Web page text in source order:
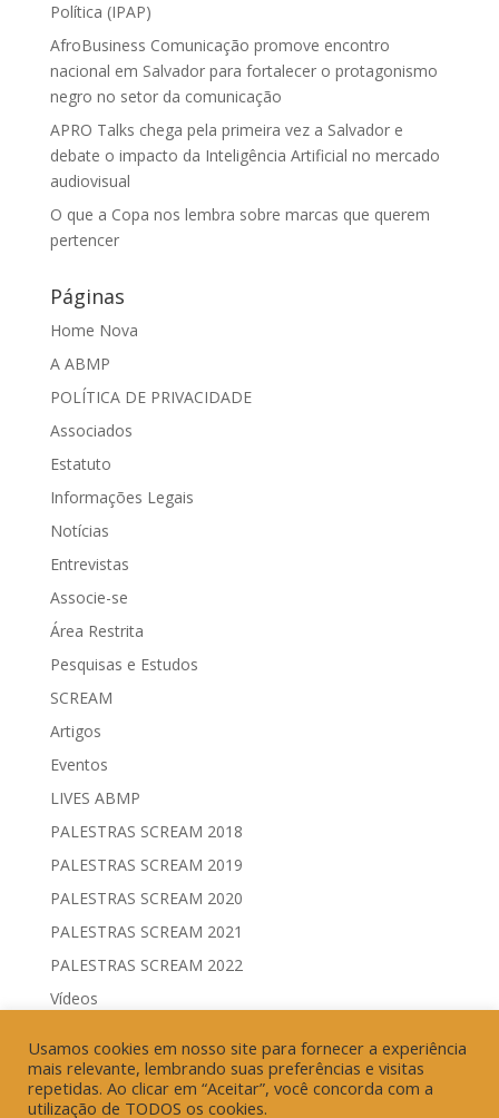
Política (IPAP)
AfroBusiness Comunicação promove encontro
nacional em Salvador para fortalecer o protagonismo
negro no setor da comunicação
APRO Talks chega pela primeira vez a Salvador e
debate o impacto da Inteligência Artificial no mercado
audiovisual
O que a Copa nos lembra sobre marcas que querem
pertencer
Páginas
Home Nova
A ABMP
POLÍTICA DE PRIVACIDADE
Associados
Estatuto
Informações Legais
Notícias
Entrevistas
Associe-se
Área Restrita
Pesquisas e Estudos
SCREAM
Artigos
Eventos
LIVES ABMP
PALESTRAS SCREAM 2018
PALESTRAS SCREAM 2019
PALESTRAS SCREAM 2020
PALESTRAS SCREAM 2021
PALESTRAS SCREAM 2022
Vídeos
Geração de Resultados & Eficiência Publicitária
Usamos cookies em nosso site para fornecer a experiência
mais relevante, lembrando suas preferências e visitas
repetidas. Ao clicar em “Aceitar”, você concorda com a
utilização de TODOS os cookies.